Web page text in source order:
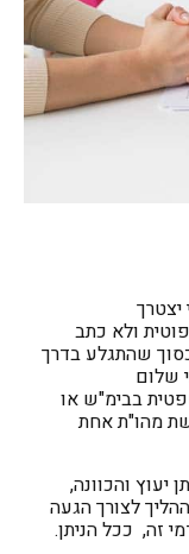
ולא כתב
שהתגלע בדרך
שלום
בבימ"ש או
מהו"ת אחת
יעוץ והכוונה,
לצורך הגעה
זה, ככל הניתן.